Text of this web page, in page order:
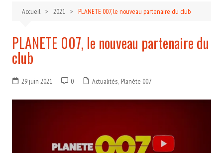
Accueil 2021 PLANETE 007, le nouveau partenaire du club
PLANETE 007, le nouveau partenaire du
club
29 juin 2021 0 Actualités, Planète 007